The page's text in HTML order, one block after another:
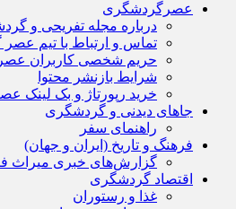
عصرگردشگری
درباره مجله تفریحی و
تماس و ارتباط با تیم
حریم شخصی کاربران
شرایط بازنشر محتوا
خرید رپورتاژ و بک لینک
جاهای دیدنی و گردشگری
راهنمای سفر
فرهنگ و تاریخ (ایران و جهان)
گزارش‌های خبری میراث
اقتصاد گردشگری
غذا و رستوران